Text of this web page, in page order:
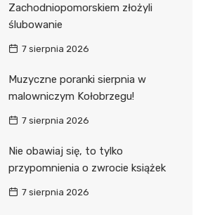
Zachodniopomorskiem złożyli
ślubowanie
7 sierpnia 2026
Muzyczne poranki sierpnia w
malowniczym Kołobrzegu!
7 sierpnia 2026
Nie obawiaj się, to tylko
przypomnienia o zwrocie książek
7 sierpnia 2026